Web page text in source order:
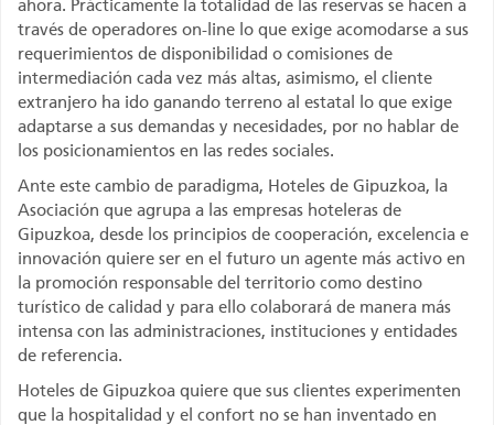
ahora. Prácticamente la totalidad de las reservas se hacen a
través de operadores on-line lo que exige acomodarse a sus
requerimientos de disponibilidad o comisiones de
intermediación cada vez más altas, asimismo, el cliente
extranjero ha ido ganando terreno al estatal lo que exige
adaptarse a sus demandas y necesidades, por no hablar de
los posicionamientos en las redes sociales.
Ante este cambio de paradigma, Hoteles de Gipuzkoa, la
Asociación que agrupa a las empresas hoteleras de
Gipuzkoa, desde los principios de cooperación, excelencia e
innovación quiere ser en el futuro un agente más activo en
la promoción responsable del territorio como destino
turístico de calidad y para ello colaborará de manera más
intensa con las administraciones, instituciones y entidades
de referencia.
Hoteles de Gipuzkoa quiere que sus clientes experimenten
que la hospitalidad y el confort no se han inventado en